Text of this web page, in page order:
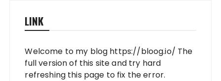
LINK
Welcome to my blog https://bloog.io/ The
full version of this site and try hard
refreshing this page to fix the error.